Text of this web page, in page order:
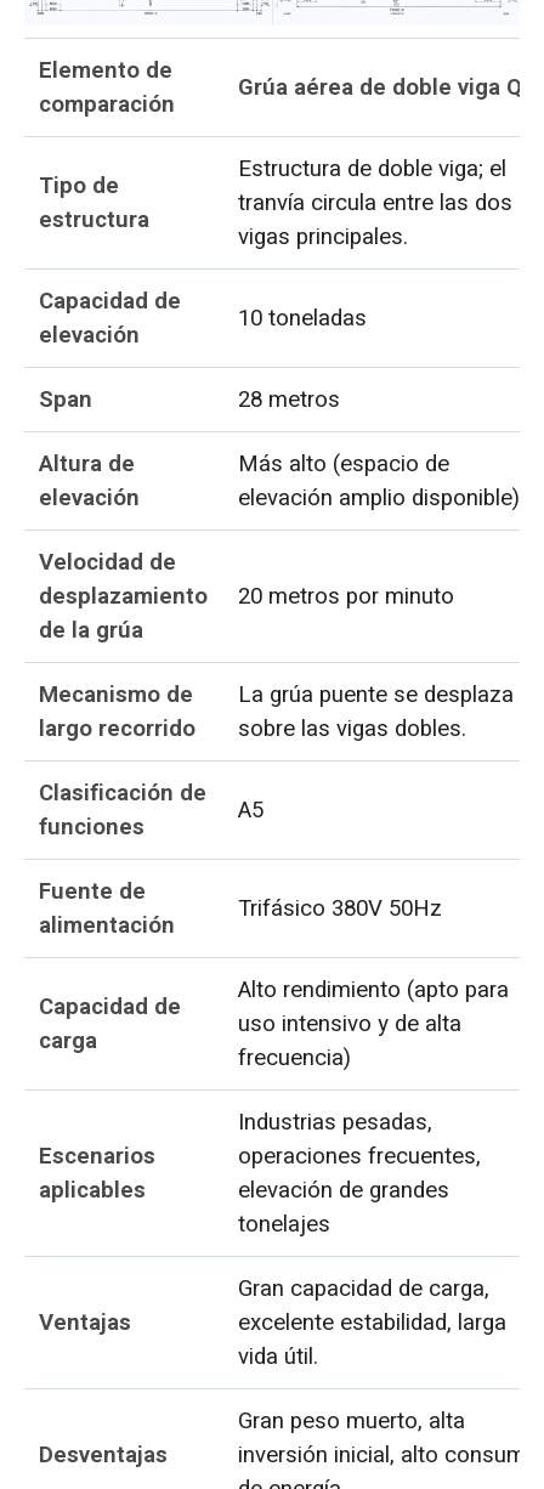
Elemento de
comparación
Grúa aérea de doble viga QD
Tipo de
estructura
Estructura de doble viga; el
tranvía circula entre las dos
vigas principales.
Capacidad de
elevación
10 toneladas
Span
28 metros
Altura de
elevación
Más alto (espacio de
elevación amplio disponible)
Velocidad de
desplazamiento
de la grúa
20 metros por minuto
Mecanismo de
largo recorrido
La grúa puente se desplaza
sobre las vigas dobles.
Clasificación de
funciones
A5
Fuente de
alimentación
Trifásico 380V 50Hz
Capacidad de
carga
Alto rendimiento (apto para
uso intensivo y de alta
frecuencia)
Escenarios
aplicables
Industrias pesadas,
operaciones frecuentes,
elevación de grandes
tonelajes
Ventajas
Gran capacidad de carga,
excelente estabilidad, larga
vida útil.
Desventajas
Gran peso muerto, alta
inversión inicial, alto consumo